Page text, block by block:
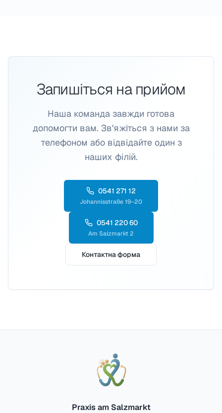
Запишіться на прийом
Наша команда завжди готова
допомогти вам. Зв'яжіться з нами за
телефоном або відвідайте один з
наших філій.
0541 271 12
Johannisstraße 19–20
0541 220 60
Am Salzmarkt 2
Контактна форма
Praxis am Salzmarkt